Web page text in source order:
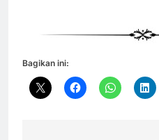
Bagikan ini: